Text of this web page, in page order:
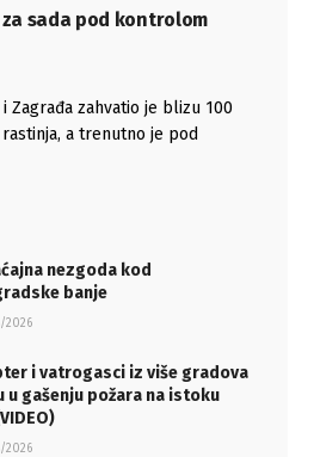
sada pod kontrolom
Zagrađa zahvatio je blizu 100
a trenutno je pod
nezgoda kod
banje
2026
i vatrogasci iz više gradova
u gašenju požara na istoku
2026